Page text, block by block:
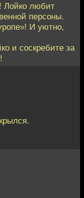
Лойко любит
персоны.
И уютно,
и соскребите за